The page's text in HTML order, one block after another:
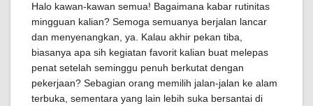
Halo kawan-kawan semua! Bagaimana kabar rutinitas
mingguan kalian? Semoga semuanya berjalan lancar
dan menyenangkan, ya. Kalau akhir pekan tiba,
biasanya apa sih kegiatan favorit kalian buat melepas
penat setelah seminggu penuh berkutat dengan
pekerjaan? Sebagian orang memilih jalan-jalan ke alam
terbuka, sementara yang lain lebih suka bersantai di